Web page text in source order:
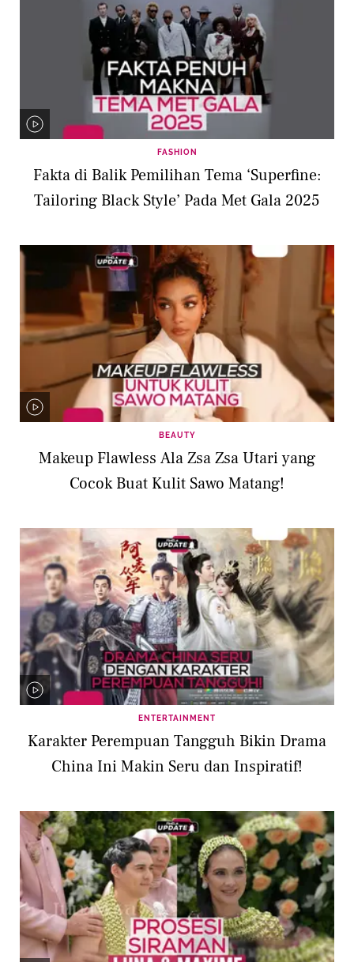
FASHION
Fakta di Balik Pemilihan Tema ‘Superfine:
Tailoring Black Style’ Pada Met Gala 2025
BEAUTY
Makeup Flawless Ala Zsa Zsa Utari yang
Cocok Buat Kulit Sawo Matang!
ENTERTAINMENT
Karakter Perempuan Tangguh Bikin Drama
China Ini Makin Seru dan Inspiratif!